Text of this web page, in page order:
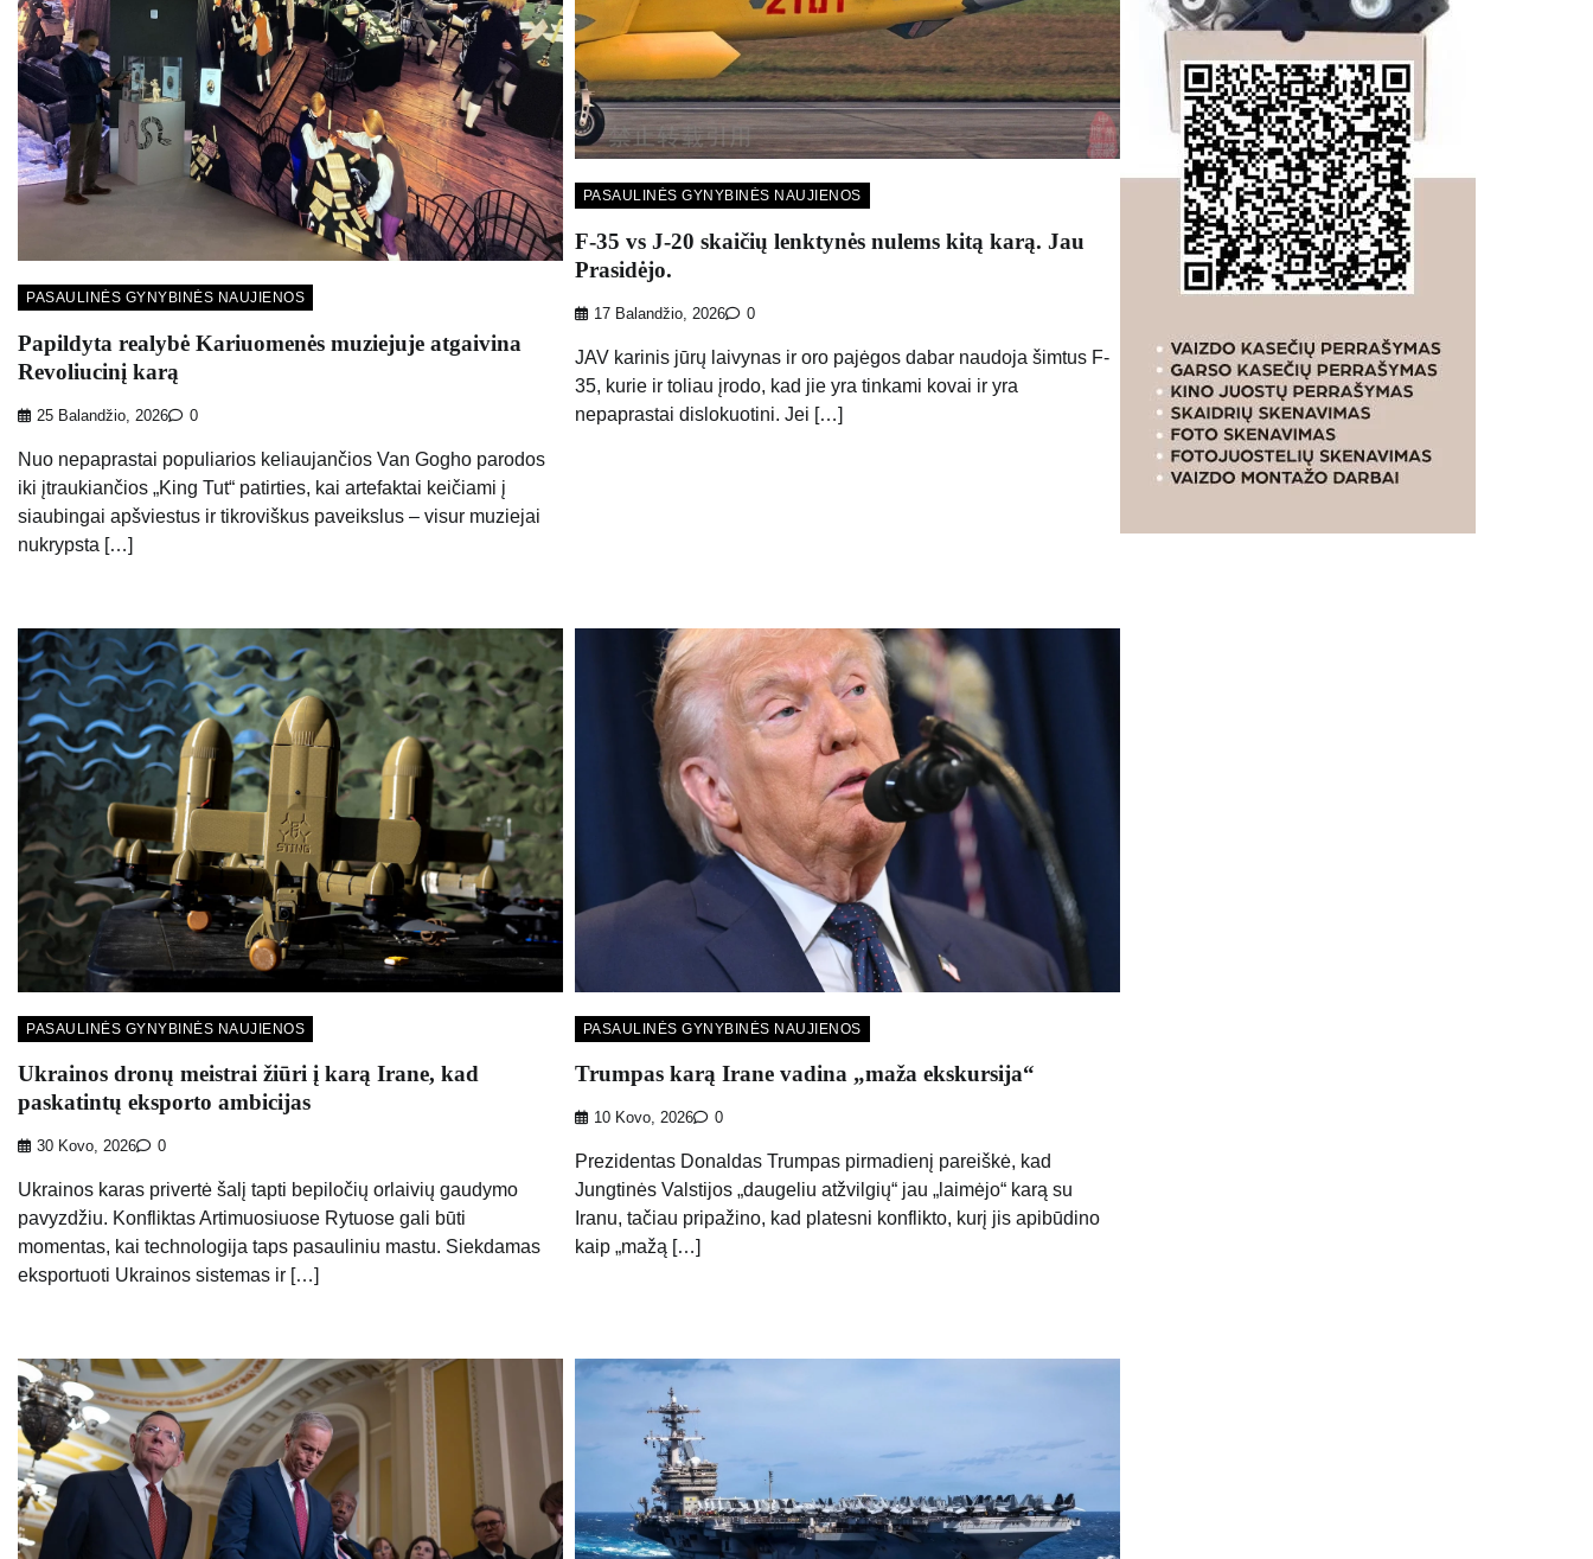
PASAULINĖS GYNYBINĖS NAUJIENOS
Papildyta realybė Kariuomenės muziejuje atgaivina
Revoliucinį karą
25 Balandžio, 2026 0
Nuo nepaprastai populiarios keliaujančios Van Gogho parodos
iki įtraukiančios „King Tut“ patirties, kai artefaktai keičiami į
siaubingai apšviestus ir tikroviškus paveikslus – visur muziejai
nukrypsta […]
PASAULINĖS GYNYBINĖS NAUJIENOS
F-35 vs J-20 skaičių lenktynės nulems kitą karą. Jau
Prasidėjo.
17 Balandžio, 2026 0
JAV karinis jūrų laivynas ir oro pajėgos dabar naudoja šimtus F-
35, kurie ir toliau įrodo, kad jie yra tinkami kovai ir yra
nepaprastai dislokuotini. Jei […]
PASAULINĖS GYNYBINĖS NAUJIENOS
Ukrainos dronų meistrai žiūri į karą Irane, kad
paskatintų eksporto ambicijas
30 Kovo, 2026 0
Ukrainos karas privertė šalį tapti bepiločių orlaivių gaudymo
pavyzdžiu. Konfliktas Artimuosiuose Rytuose gali būti
momentas, kai technologija taps pasauliniu mastu. Siekdamas
eksportuoti Ukrainos sistemas ir […]
PASAULINĖS GYNYBINĖS NAUJIENOS
Trumpas karą Irane vadina „maža ekskursija“
10 Kovo, 2026 0
Prezidentas Donaldas Trumpas pirmadienį pareiškė, kad
Jungtinės Valstijos „daugeliu atžvilgių“ jau „laimėjo“ karą su
Iranu, tačiau pripažino, kad platesni konflikto, kurį jis apibūdino
kaip „mažą […]